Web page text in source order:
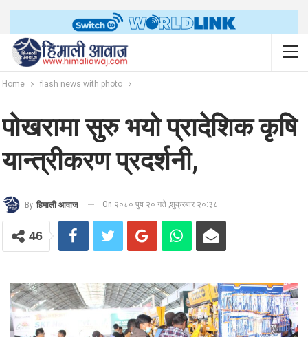
Home flash news with photo
पोखरामा सुरु भयो प्रादेशिक कृषि
यान्त्रीकरण प्रदर्शनी,
By हिमाली आवाज On २०८० पुष २० गते ,शुक्रबार २०:३८
46